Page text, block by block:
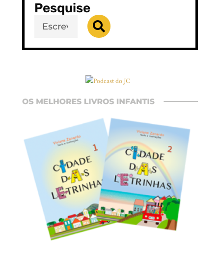
Pesquise